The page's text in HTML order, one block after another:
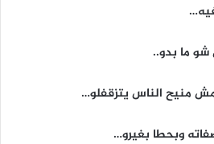
ما بدو..
منيح الناس يتزقفلو…
وبحطا بغيرو…